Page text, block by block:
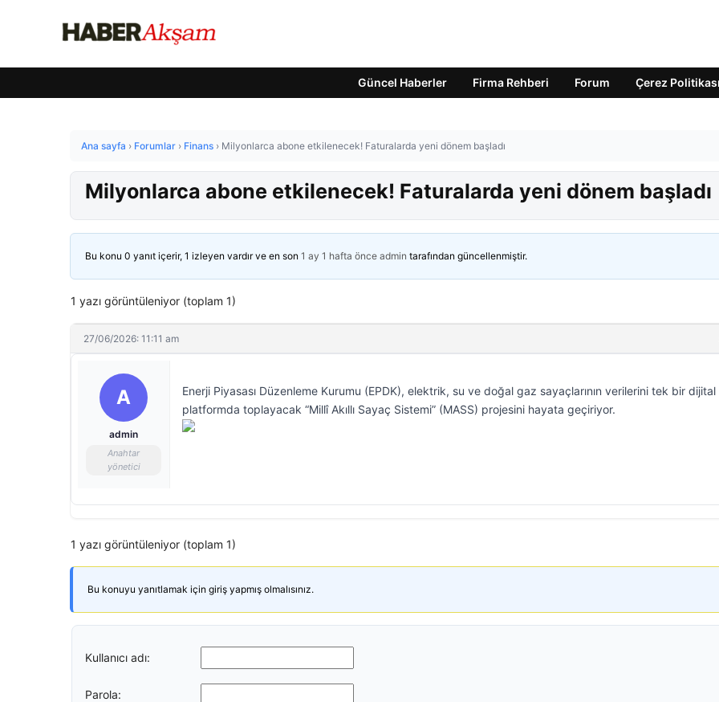
Güncel Haberler Firma Rehberi Forum Çerez Politikası
Ana sayfa › Forumlar › Finans › Milyonlarca abone etkilenecek! Faturalarda yeni dönem başladı
Milyonlarca abone etkilenecek! Faturalarda yeni dönem başladı
Bu konu 0 yanıt içerir, 1 izleyen vardır ve en son 1 ay 1 hafta önce admin tarafından güncellenmiştir.
1 yazı görüntüleniyor (toplam 1)
27/06/2026: 11:11 am
A
admin
Anahtar
yönetici
Enerji Piyasası Düzenleme Kurumu (EPDK), elektrik, su ve doğal gaz sayaçlarının verilerini tek bir dijital
platformda toplayacak “Millî Akıllı Sayaç Sistemi” (MASS) projesini hayata geçiriyor.
1 yazı görüntüleniyor (toplam 1)
Bu konuyu yanıtlamak için giriş yapmış olmalısınız.
Kullanıcı adı:
Parola: